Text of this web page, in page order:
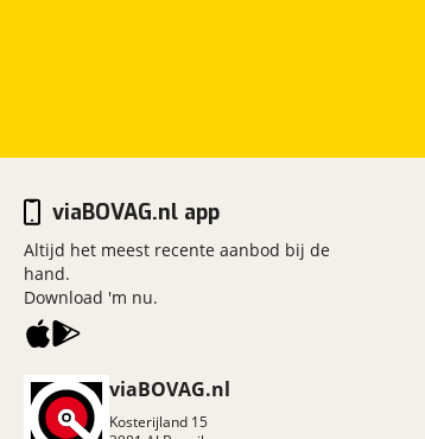
viaBOVAG.nl
Kosterijland 15
viaBOVAG.nl app
Altijd het meest recente aanbod bij de
hand.
Download 'm nu.